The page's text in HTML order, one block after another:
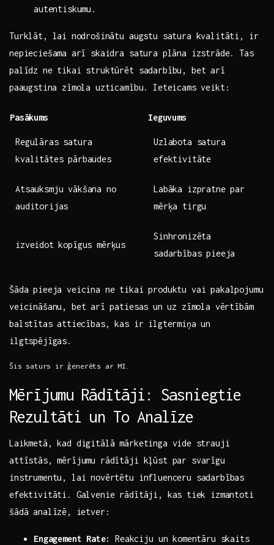
autentiskumu.
Turklāt, lai ⁣nodrošinātu augstu satura kvalitāti, ir
nepieciešama ⁢arī skaidra satura plāna izstrāde. Tas
palīdz ne tikai struktūrēt sadarbību,‌ bet ⁤arī
⁤paaugstina zīmola uzticamību. Ieteicams​ veikt:
Pasākums Ieguvums
Regulāras satura
kvalitātes pārbaudes
Uzlabota satura
efektivitāte
Atsauksmju vākšana‍ no ​
auditorijas
Labāka izpratne⁢ par
mērķa tirgu
izveidot ⁤kopīgus mērķus
Sinhronizēta
sadarbības pieeja
Šāda ​pieeja veicina ne tikai produktu vai pakalpojumu⁤
veicināšanu, bet ⁢arī patiesas⁢ un uz zīmola vērtībām
‌balstītas⁣ attiecības,​ kas ir ilgtermiņa un
ilgtspējīgas.
Šis⁤ saturs⁤ ir ģenerēts⁤ ar MI.
Mērījumu⁢ Rādītāji: ⁤Sasniegtie
Rezultāti ⁣un To Analīze
Laikmetā, kad digitālā mārketinga vide⁣ strauji
attīstās, ‍mērījumu rādītāji kļūst‌ par svarīgu
instrumentu, lai novērtētu influenceru sadarbības
efektivitāti. Galvenie rādītāji, kas ⁢tiek izmantoti
šādā analīzē,⁢ ietver:
Engagement ⁢Rate:
Reakciju‌ un komentāru‌ skaits